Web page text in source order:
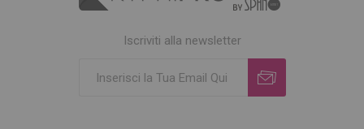
Iscriviti alla newsletter